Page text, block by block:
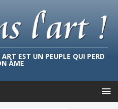
EST UN PEUPLE QUI PERD
ÂME